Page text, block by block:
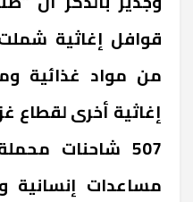
قوافل إغاثية
من مواد غذائية
مساعدات